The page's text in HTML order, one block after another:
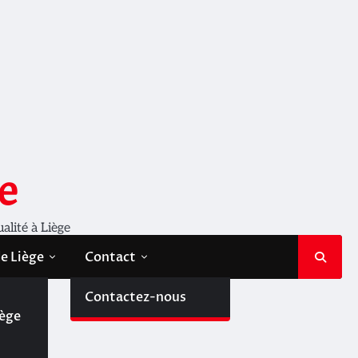
à Liège
Liège Contact
Contactez-nous